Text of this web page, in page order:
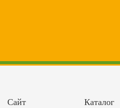
Сайт Каталог